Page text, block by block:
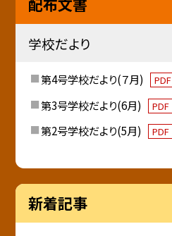
配布文書
学校だより
第4号学校だより(７月) PDF
第3号学校だより(6月)
PDF
第2号学校だより(5月)
PDF
新着記事